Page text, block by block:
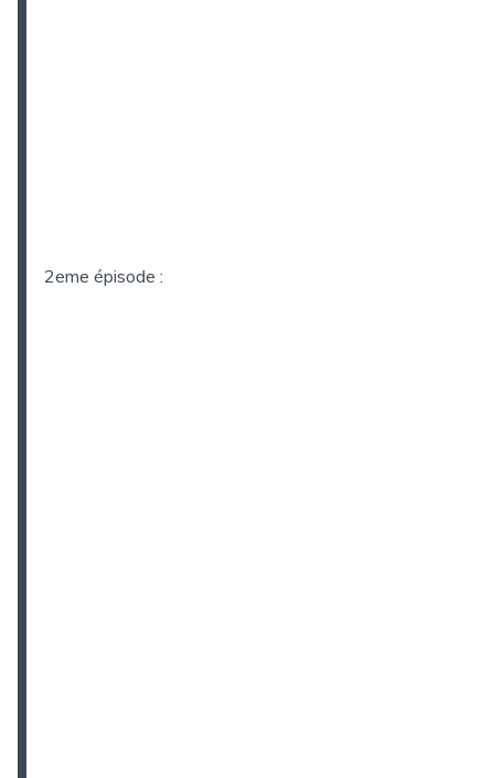
2eme épisode :